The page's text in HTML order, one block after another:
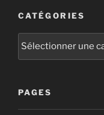
CATÉGORIES
PAGES